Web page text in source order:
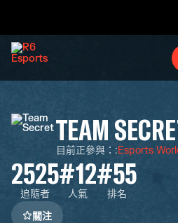
TEAM
目前正參與： :Esports
2525
追隨者
#12
人氣
#55
排名
關注